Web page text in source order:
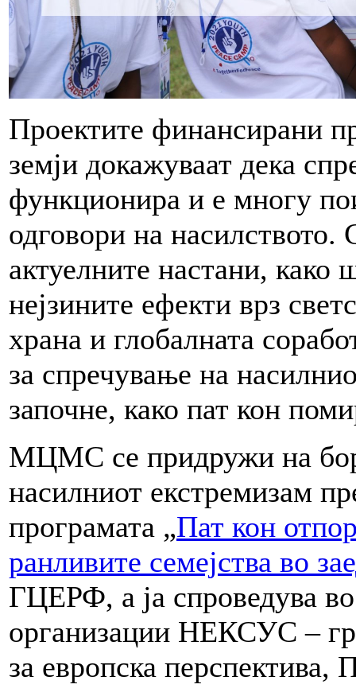
Проектите финансирани
земји докажуваат дека
функционира и е многу
одговори на насилството.
актуелните настани, како
нејзините ефекти врз
храна и глобалната
за спречување на
започне, како пат кон
МЦМС се придружи на
насилниот екстремизам
програмата „Пат кон
ранливите семејства во
ГЦЕРФ, а ја спроведува во
организации НЕКСУС –
за европска